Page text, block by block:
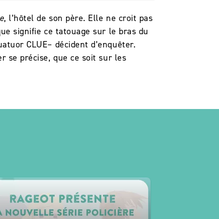
, l’hôtel de son père. Elle ne croit pas
signifie ce tatouage sur le bras du
CLUE– décident d’enquêter.
se précise, que ce soit sur les